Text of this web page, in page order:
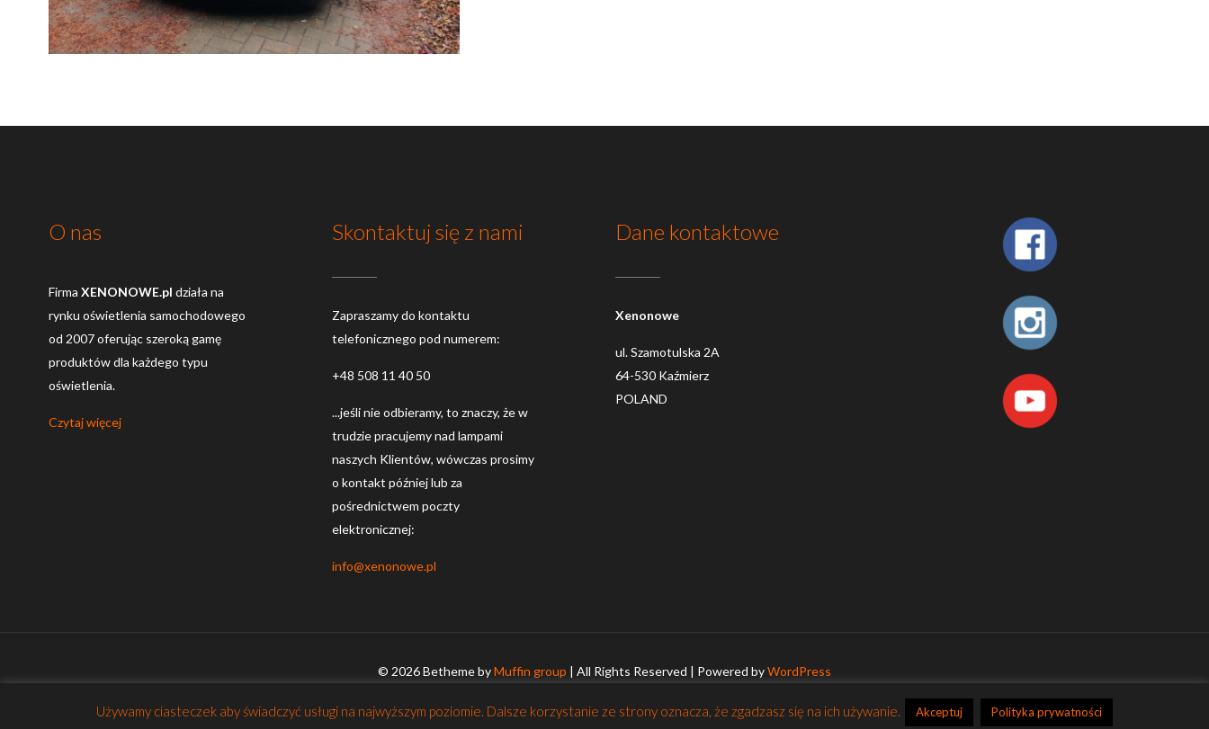
O nas
Firma XENONOWE.pl działa na
rynku oświetlenia samochodowego
od 2007 oferując szeroką gamę
produktów dla każdego typu
oświetlenia.
Czytaj więcej
Skontaktuj się z nami
Zapraszamy do kontaktu
telefonicznego pod numerem:
+48 508 11 40 50
...jeśli nie odbieramy, to znaczy, że w
trudzie pracujemy nad lampami
naszych Klientów, wówczas prosimy
o kontakt później lub za
pośrednictwem poczty
elektronicznej:
info@xenonowe.pl
Dane kontaktowe
Xenonowe
ul. Szamotulska 2A
64-530 Kaźmierz
POLAND
© 2026 Betheme byMuffin group | All Rights Reserved | Powered byWordPress
Używamy ciasteczek aby świadczyć usługi na najwyższym poziomie. Dalsze korzystanie ze strony oznacza, że zgadzasz się na ich używanie. Akceptuj Polityka prywatności